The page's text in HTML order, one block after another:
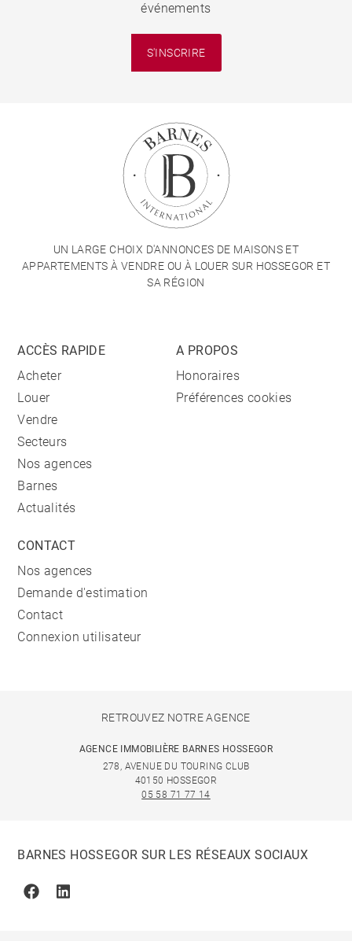
événements
S'INSCRIRE
UN LARGE CHOIX D'ANNONCES DE MAISONS ET
APPARTEMENTS À VENDRE OU À LOUER SUR HOSSEGOR ET
SA RÉGION
ACCÈS RAPIDE
Acheter
Louer
Vendre
Secteurs
Nos agences
Barnes
Actualités
A PROPOS
Honoraires
Préférences cookies
CONTACT
Nos agences
Demande d'estimation
Contact
Connexion utilisateur
RETROUVEZ NOTRE AGENCE
AGENCE IMMOBILIÈRE BARNES HOSSEGOR
278, AVENUE DU TOURING CLUB
40150 HOSSEGOR
05 58 71 77 14
BARNES HOSSEGOR SUR LES RÉSEAUX SOCIAUX
FacebookLinkedin